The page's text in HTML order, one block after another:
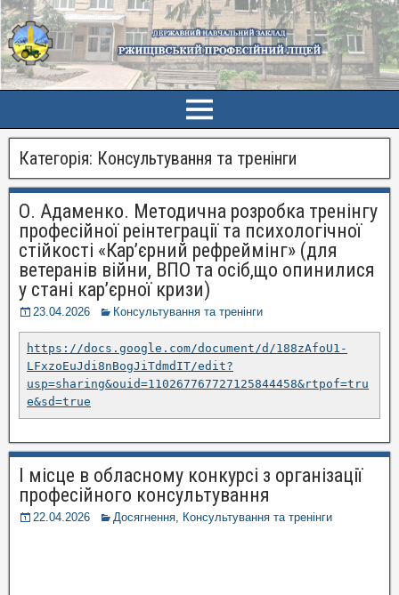
Категорія: Консультування та тренінги
О. Адаменко. Методична розробка тренінгу
професійної реінтеграції та психологічної
стійкості «Кар’єрний рефреймінг» (для
ветеранів війни, ВПО та осіб,що опинилися
у стані кар’єрної кризи)
23.04.2026 Консультування та тренінги
https://docs.google.com/document/d/188zAfoU1-
LFxzoEuJdi8nBogJiTdmdIT/edit?
usp=sharing&ouid=110267767727125844458&rtpof=tru
e&sd=true
І місце в обласному конкурсі з організації
професійного консультування
22.04.2026 Досягнення Консультування та тренінги